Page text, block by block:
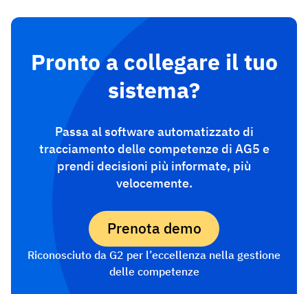
Pronto a collegare il tuo
sistema?
Passa al software automatizzato di
tracciamento delle competenze di AG5 e
prendi decisioni più informate, più
velocemente.
Prenota demo
Riconosciuto da G2 per l’eccellenza nella gestione
delle competenze